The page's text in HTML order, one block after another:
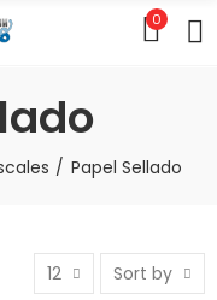
0
Papel Sellado
12 Sort by